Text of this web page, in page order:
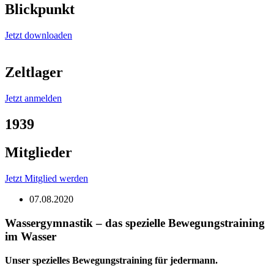
Blickpunkt
Jetzt downloaden
Zeltlager
Jetzt anmelden
1939
Mitglieder
Jetzt Mitglied werden
07.08.2020
Wassergymnastik – das spezielle Bewegungstraining
im Wasser
Unser spezielles Bewegungstraining für jedermann.